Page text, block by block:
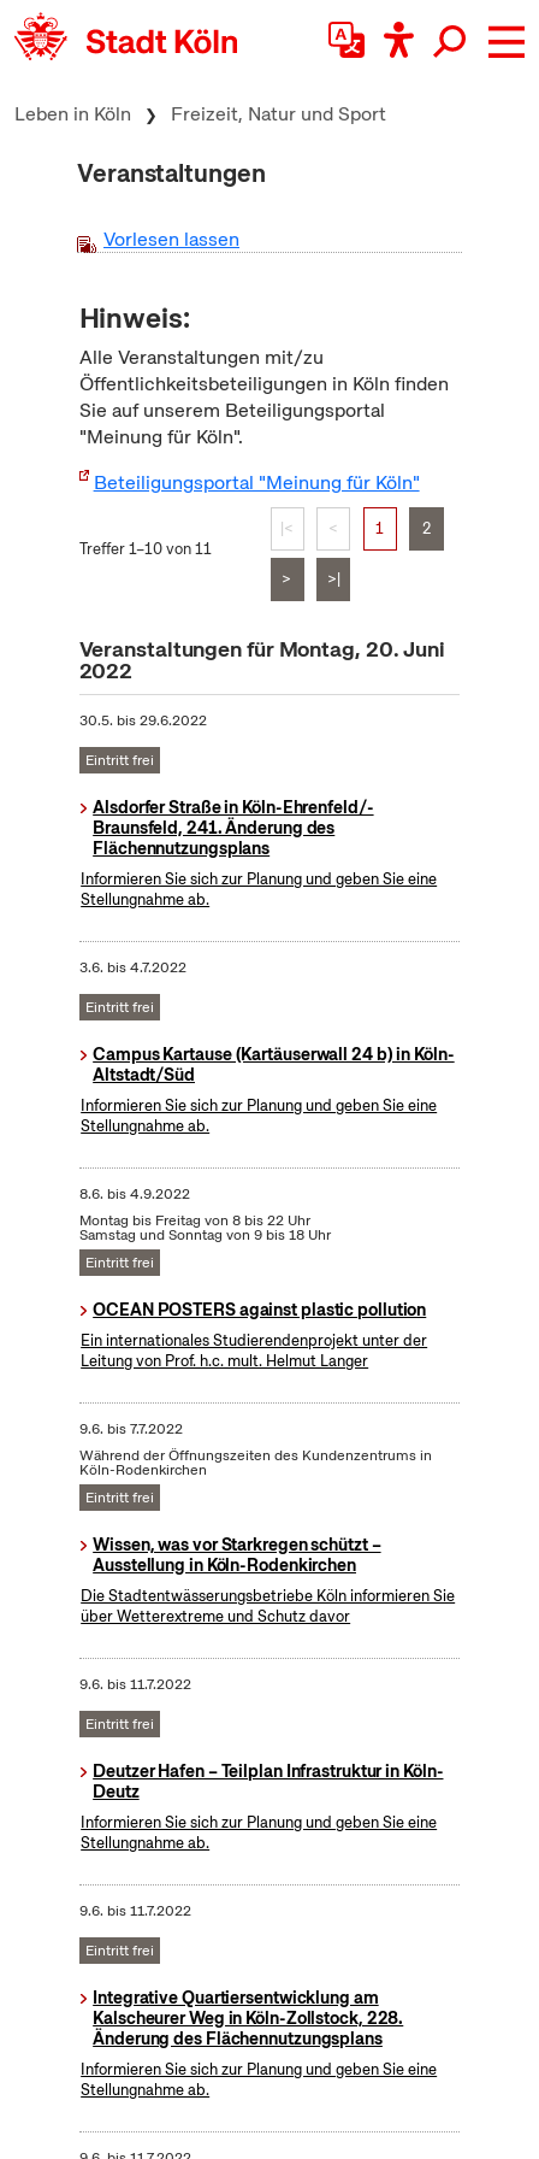
zum Inhalt springen
Leben in Köln Freizeit, Natur und Sport
Veranstaltungen
Vorlesen lassen
Hinweis:
Alle Veranstaltungen mit/zu
Öffentlichkeitsbeteiligungen in Köln finden
Sie auf unserem Beteiligungsportal
"Meinung für Köln".
Beteiligungsportal "Meinung für Köln"
Treffer 1–10 von 11
|< < 1 2
> >|
Veranstaltungen für Montag, 20. Juni
2022
30.5. bis29.6.2022
Eintritt frei
Alsdorfer Straße in Köln-Ehrenfeld/-
Braunsfeld, 241. Änderung des
Flächennutzungsplans
Informieren Sie sich zur Planung und geben Sie eine
Stellungnahme ab.
3.6. bis4.7.2022
Eintritt frei
Campus Kartause (Kartäuserwall 24 b) in Köln-
Altstadt/Süd
Informieren Sie sich zur Planung und geben Sie eine
Stellungnahme ab.
8.6. bis4.9.2022
Montag bis Freitag von 8 bis 22 Uhr
Samstag und Sonntag von 9 bis 18 Uhr
Eintritt frei
OCEAN POSTERS against plastic pollution
Ein internationales Studierendenprojekt unter der
Leitung von Prof. h.c. mult. Helmut Langer
9.6. bis7.7.2022
Während der Öffnungszeiten des Kundenzentrums in
Köln-Rodenkirchen
Eintritt frei
Wissen, was vor Starkregen schützt –
Ausstellung in Köln-Rodenkirchen
Die Stadtentwässerungsbetriebe Köln informieren Sie
über Wetterextreme und Schutz davor
9.6. bis11.7.2022
Eintritt frei
Deutzer Hafen – Teilplan Infrastruktur in Köln-
Deutz
Informieren Sie sich zur Planung und geben Sie eine
Stellungnahme ab.
9.6. bis11.7.2022
Eintritt frei
Integrative Quartiersentwicklung am
Kalscheurer Weg in Köln-Zollstock, 228.
Änderung des Flächennutzungsplans
Informieren Sie sich zur Planung und geben Sie eine
Stellungnahme ab.